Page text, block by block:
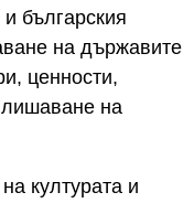
българския
на държавите
ценности,
лишаване на
културата и